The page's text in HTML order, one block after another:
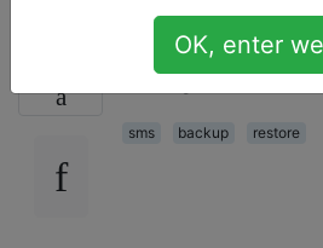
Comment
messages SMS?
sms backup
restore
OK, enter